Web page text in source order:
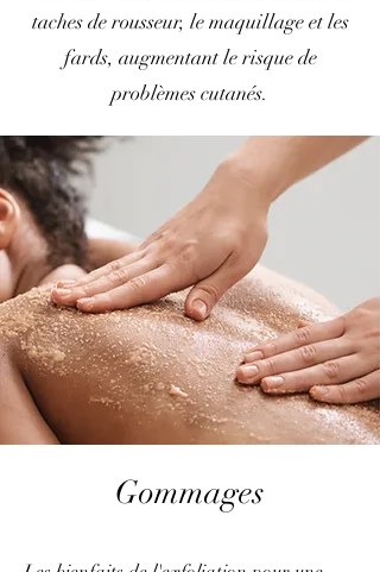
taches de rousseur, le maquillage et les
fards, augmentant le risque de
problèmes cutanés.
Gommages